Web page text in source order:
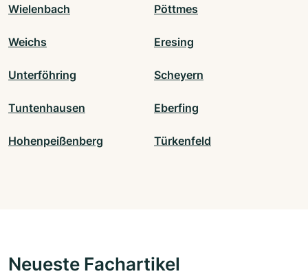
Wielenbach Pöttmes
Weichs Eresing
Unterföhring Scheyern
Tuntenhausen Eberfing
Hohenpeißenberg Türkenfeld
Neueste Fachartikel